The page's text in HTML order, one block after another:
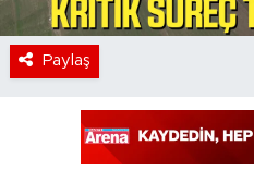
Paylaş